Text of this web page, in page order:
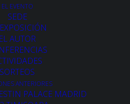
EL EVENTO
SEDE
EL AUTOR
SORTEOS
ANTERIORES
PALACE MADRID